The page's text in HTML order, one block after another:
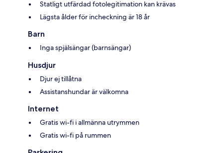
Statligt utfärdad fotolegitimation kan krävas
Lägsta ålder för incheckning är 18 år
Barn
Inga spjälsängar (barnsängar)
Husdjur
Djur ej tillåtna
Assistanshundar är välkomna
Internet
Gratis wi-fi i allmänna utrymmen
Gratis wi-fi på rummen